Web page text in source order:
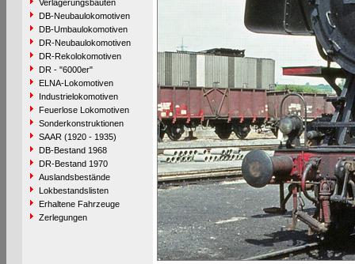
Verlagerungsbauten
DB-Neubaulokomotiven
DB-Umbaulokomotiven
DR-Neubaulokomotiven
DR-Rekolokomotiven
DR - "6000er"
ELNA-Lokomotiven
Industrielokomotiven
Feuerlose Lokomotiven
Sonderkonstruktionen
SAAR (1920 - 1935)
DB-Bestand 1968
DR-Bestand 1970
Auslandsbestände
Lokbestandslisten
Erhaltene Fahrzeuge
Zerlegungen